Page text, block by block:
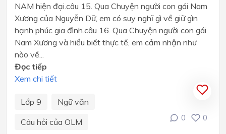
NAM hiện đại.câu 15. Qua Chuyện người con gái Nam
Xương của Nguyễn Dữ, em có suy nghĩ gì về giữ gìn
hạnh phúc gia đình.câu 16. Qua Chuyện người con gái
Nam Xương và hiểu biết thực tế, em cảm nhận như
nào về...
Đọc tiếp
Xem chi tiết
Lớp 9
Ngữ văn
Câu hỏi của OLM
0 0